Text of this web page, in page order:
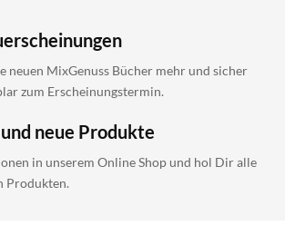
neuen MixGenuss Bücher mehr und sicher
zum Erscheinungstermin.
neue Produkte
in unserem Online Shop und hol Dir alle
Produkten.